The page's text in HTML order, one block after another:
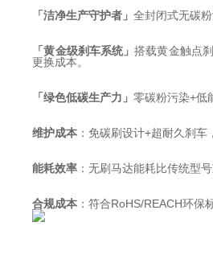
「洁净生产守护者」全封闭式无碳
「黄金级刹车系统」搭载黄金触点
更换成本。
「绿色低碳生产力」零碳粉污染+低
维护成本 ：免碳刷设计+超耐久刹
能耗效率 ：无刷马达能耗比传统型
合规成本 ：符合RoHS/REACH环保